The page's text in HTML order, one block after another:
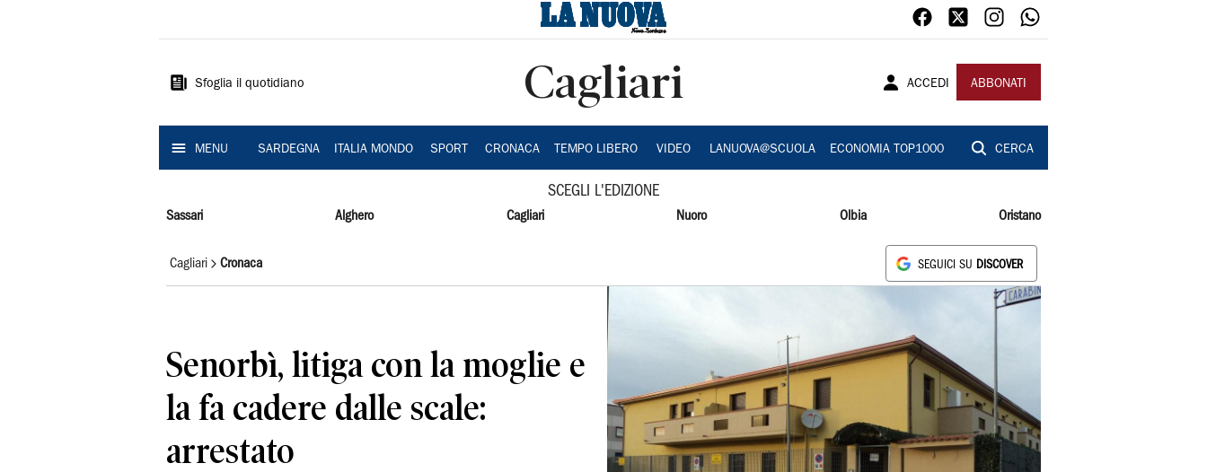
Sardegna
Sfoglia il quotidiano Cagliari ACCEDI ABBONATI
MENU SARDEGNA ITALIA MONDO SPORT CRONACA TEMPO LIBERO VIDEO LANUOVA@SCUOLA ECONOMIA TOP1000 CERCA
SCEGLI L'EDIZIONE
Sassari Alghero Cagliari Nuoro Olbia Oristano
Cagliari Cronaca SEGUICI SU DISCOVER
Senorbì, litiga con la moglie e
la fa cadere dalle scale:
arrestato